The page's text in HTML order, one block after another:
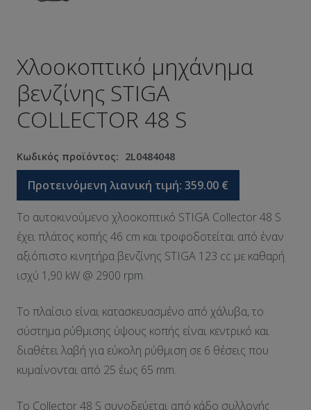
Χλοοκοπτικό μηχάνημα
βενζίνης STIGA
COLLECTOR 48 S
Κωδικός προϊόντος: 2L0484048
Προτεινόμενη λιανική τιμή: 359.00 €
Το αυτοκινούμενο χλοοκοπτικό STIGA Collector 48 S
έχει πλάτος κοπής 46 cm και τροφοδοτείται από έναν
αξιόπιστο κινητήρα βενζίνης STIGA 123 cc με καθαρή
ισχύ 1,90 kW @ 2900 rpm.
Το πλαίσιο είναι κατασκευασμένο από χάλυβα, το
σύστημα ρύθμισης ύψους κοπής είναι κεντρικό και
διαθέτει λαβή για εύκολη ρύθμιση σε 6 θέσεις που
κυμαίνονται από 25 έως 65 mm.
Το Collector 48 S συνοδεύεται από κάδο συλλογής